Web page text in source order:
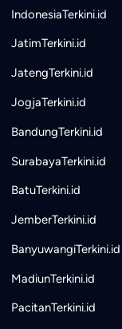
IndonesiaTerkini.id
JatimTerkini.id
JatengTerkini.id
JogjaTerkini.id
BandungTerkini.id
SurabayaTerkini.id
BatuTerkini.id
JemberTerkini.id
BanyuwangiTerkini.id
MadiunTerkini.id
PacitanTerkini.id